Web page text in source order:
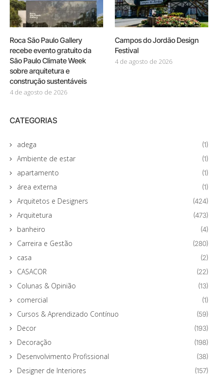
Roca São Paulo Gallery
recebe evento gratuito da
São Paulo Climate Week
sobre arquitetura e
construção sustentáveis
4 de agosto de 2026
Campos do Jordão Design
Festival
4 de agosto de 2026
CATEGORIAS
adega (1)
Ambiente de estar (1)
apartamento (1)
área externa (1)
Arquitetos e Designers (424)
Arquitetura (473)
banheiro (4)
Carreira e Gestão (280)
casa (2)
CASACOR (22)
Colunas & Opinião (13)
comercial (1)
Cursos & Aprendizado Contínuo (59)
Decor (193)
Decoração (198)
Desenvolvimento Profissional (38)
Designer de Interiores (157)